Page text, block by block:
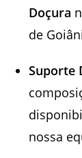
Doçura
de
Suporte
nossa